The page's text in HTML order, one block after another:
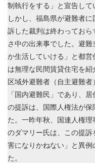
制執行をする」と宣告して
しかし、福島県が避難者
訴した裁判は終わってお
さ中の出来事でした。避
か生活していける」と都
は無理な民間賃貸住宅を紹
区域外避難者（自主避難
「国内避難民」であり、
の提訴は、国際人権法が
た。一昨年秋、国連人権
のダマリー氏は、この提
害になりかねない」と異
た。